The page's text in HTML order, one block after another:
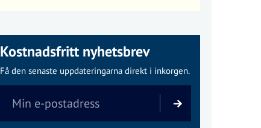
Kostnadsfritt nyhetsbrev
Få den senaste uppdateringarna direkt i inkorgen.